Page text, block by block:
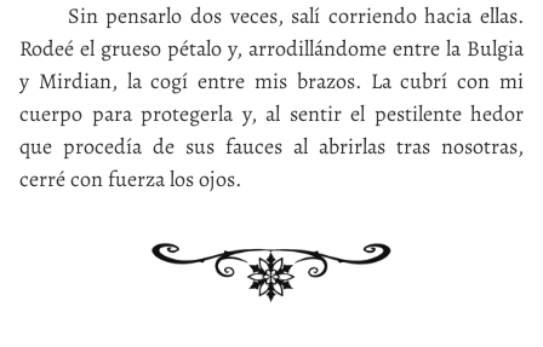
Sin pensarlo dos veces, salí corriendo hacia ellas.
Rodeé el grueso pétalo y, arrodillándome entre la Bulgia
y Mirdian, la cogí entre mis brazos. La cubrí con mi
cuerpo para protegerla y, al sentir el pestilente hedor
que procedía de sus fauces al abrirlas tras nosotras,
cerré con fuerza los ojos.